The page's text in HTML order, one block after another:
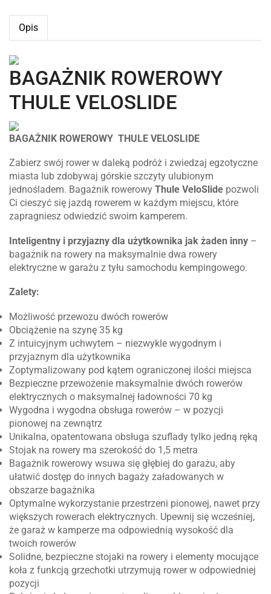
Opis
BAGAŻNIK ROWEROWY
THULE VELOSLIDE
BAGAŻNIK ROWEROWY THULE VELOSLIDE
Zabierz swój rower w daleką podróż i zwiedzaj egzotyczne
miasta lub zdobywaj górskie szczyty ulubionym
jednośladem. Bagażnik rowerowy Thule VeloSlide pozwoli
Ci cieszyć się jazdą rowerem w każdym miejscu, które
zapragniesz odwiedzić swoim kamperem.
Inteligentny i przyjazny dla użytkownika jak żaden inny –
bagażnik na rowery na maksymalnie dwa rowery
elektryczne w garażu z tyłu samochodu kempingowego.
Zalety:
Możliwość przewozu dwóch rowerów
Obciążenie na szynę 35 kg
Z intuicyjnym uchwytem – niezwykle wygodnym i
przyjaznym dla użytkownika
Zoptymalizowany pod kątem ograniczonej ilości miejsca
Bezpieczne przewożenie maksymalnie dwóch rowerów
elektrycznych o maksymalnej ładowności 70 kg
Wygodna i wygodna obsługa rowerów – w pozycji
pionowej na zewnątrz
Unikalna, opatentowana obsługa szuflady tylko jedną ręką
Stojak na rowery ma szerokość do 1,5 metra
Bagażnik rowerowy wsuwa się głębiej do garażu, aby
ułatwić dostęp do innych bagaży załadowanych w
obszarze bagażnika
Optymalne wykorzystanie przestrzeni pionowej, nawet przy
większych rowerach elektrycznych. Upewnij się wcześniej,
że garaż w kamperze ma odpowiednią wysokość dla
twoich rowerów
Solidne, bezpieczne stojaki na rowery i elementy mocujące
koła z funkcją grzechotki utrzymują rower w odpowiedniej
pozycji